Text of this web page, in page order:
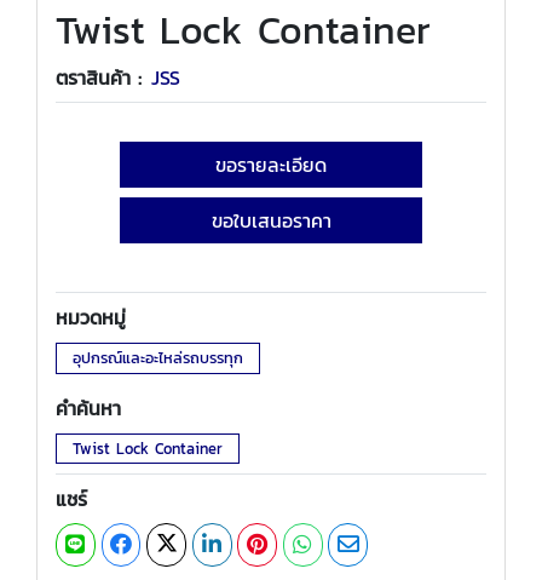
Twist Lock Container
ตราสินค้า : JSS
ขอรายละเอียด
ขอใบเสนอราคา
หมวดหมู่
อุปกรณ์และอะไหล่รถบรรทุก
คำค้นหา
Twist Lock Container
แชร์